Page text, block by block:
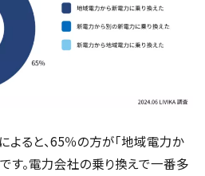
ると、65％の方が「地域電力か
す。電力会社の乗り換えで一番多